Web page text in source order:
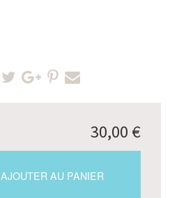
30,00 €
AJOUTER AU PANIER